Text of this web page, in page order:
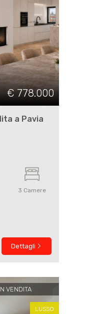
€ 778.000
a Pavia
3 Camere
Dettagli
VENDITA
LUSSO